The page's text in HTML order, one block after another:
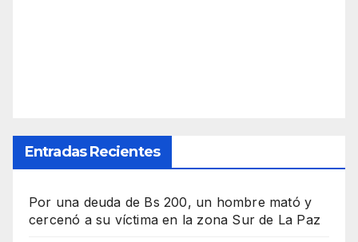
Entradas Recientes
Por una deuda de Bs 200, un hombre mató y
cercenó a su víctima en la zona Sur de La Paz